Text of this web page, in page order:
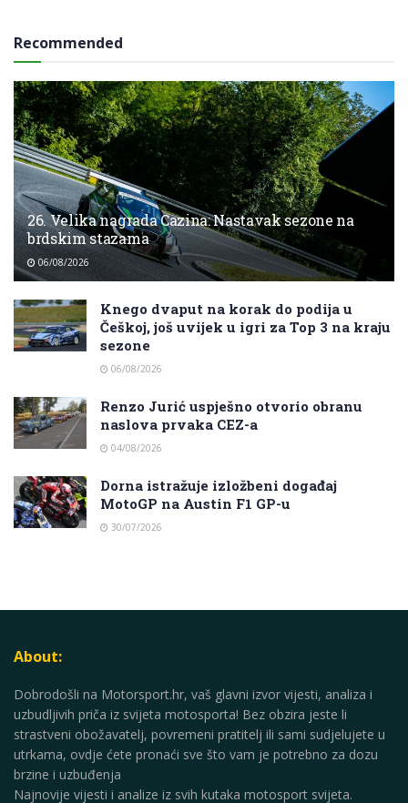
Recommended
26. Velika nagrada Cazina: Nastavak sezone na
brdskim stazama
06/08/2026
Knego dvaput na korak do podija u
Češkoj, još uvijek u igri za Top 3 na kraju
sezone
06/08/2026
Renzo Jurić uspješno otvorio obranu
naslova prvaka CEZ-a
04/08/2026
Dorna istražuje izložbeni događaj
MotoGP na Austin F1 GP-u
30/07/2026
About:
Dobrodošli na Motorsport.hr, vaš glavni izvor vijesti, analiza i
uzbudljivih priča iz svijeta motosporta! Bez obzira jeste li
strastveni obožavatelj, povremeni pratitelj ili sami sudjelujete u
utrkama, ovdje ćete pronaći sve što vam je potrebno za dozu
brzine i uzbuđenja
Najnovije vijesti i analize iz svih kutaka motosport svijeta.